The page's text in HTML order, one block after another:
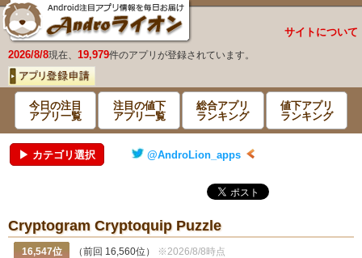
サイトについて
2026/8/8現在、 19,979件のアプリが登録されています。
今日の注目
アプリ一覧
注目の値下
アプリ一覧
総合アプリ
ランキング
値下アプリ
ランキング
▶ カテゴリ選択 @AndroLion_apps
Cryptogram Cryptoquip Puzzle
16,547位 （前回 16,560位） ※2026/8/8時点